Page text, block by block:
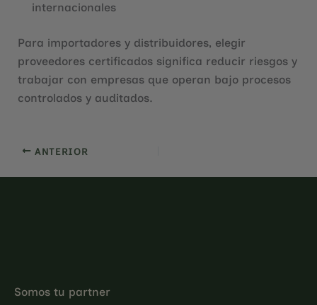
internacionales
Para importadores y distribuidores, elegir
proveedores certificados significa reducir riesgos y
trabajar con empresas que operan bajo procesos
controlados y auditados.
ANTERIOR
Somos tu partner